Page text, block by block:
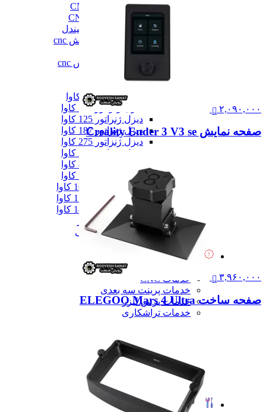
تراش سنگین CNC
تراش عمودی CNC
تراش مولتی اسپیندل
دستگاه طول تراش cnc
سری تراش cnc
همه دستگاه تراش cnc
دیزل ژنراتور
دیزل ژنراتور 62 کاوا
دیزل ژنزاتور 100 کاوا
دیزل ژنراتور 125 کاوا
دیزل ژنراتور 187 کاوا
دیزل ژنزاتور 275 کاوا
دیزل ژنزاتور 300 کاوا
دیزل ژنزاتور 550 کاوا
دیزل ژنزاتور 1000 کاوا
دیزل ژنزاتور 1100 کاوا
دیزل ژنزاتور 1400 کاوا
همه دیزل ژنراتور
همه ماشین آلات صنعتی
همه محصولات
خدمات
خدمات CNC
خدمات پرینت سه بعدی
خدمات برش لیزر
خدمات تراشکاری
خدمات تزریق پلاستیک
خدمات فرزکاری
خدمات واترجت
خدمات خم کاری
همه خدمات
تعمیرات
۲,۰۹۰,۰۰۰
صفحه نمایش Creality Ender 3 V3 se
۳,۹۶۰,۰۰۰
صفحه ساخت ELEGOO Mars 4 Ultra